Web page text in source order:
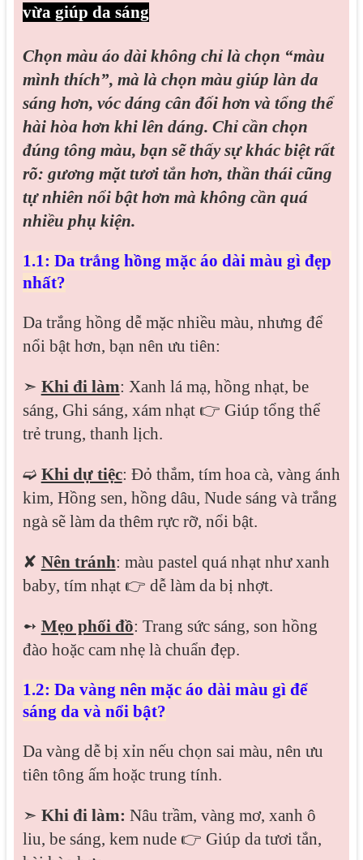
vừa giúp da sáng
Chọn màu áo dài không chỉ là chọn “màu
mình thích”, mà là chọn màu giúp làn da
sáng hơn, vóc dáng cân đối hơn và tổng thể
hài hòa hơn khi lên dáng. Chỉ cần chọn
đúng tông màu, bạn sẽ thấy sự khác biệt rất
rõ: gương mặt tươi tắn hơn, thần thái cũng
tự nhiên nổi bật hơn mà không cần quá
nhiều phụ kiện.
1.1: Da trắng hồng mặc áo dài màu gì đẹp
nhất?
Da trắng hồng dễ mặc nhiều màu, nhưng để
nổi bật hơn, bạn nên ưu tiên:
➣ Khi đi làm: Xanh lá mạ, hồng nhạt, be
sáng, Ghi sáng, xám nhạt 👉 Giúp tổng thể
trẻ trung, thanh lịch.
➫ Khi dự tiệc: Đỏ thắm, tím hoa cà, vàng ánh
kim, Hồng sen, hồng dâu, Nude sáng và trắng
ngà sẽ làm da thêm rực rỡ, nổi bật.
✘ Nên tránh: màu pastel quá nhạt như xanh
baby, tím nhạt 👉 dễ làm da bị nhợt.
➻ Mẹo phối đồ: Trang sức sáng, son hồng
đào hoặc cam nhẹ là chuẩn đẹp.
1.2: Da vàng nên mặc áo dài màu gì để
sáng da và nổi bật?
Da vàng dễ bị xỉn nếu chọn sai màu, nên ưu
tiên tông ấm hoặc trung tính.
➣ Khi đi làm: Nâu trầm, vàng mơ, xanh ô
liu, be sáng, kem nude 👉 Giúp da tươi tắn,